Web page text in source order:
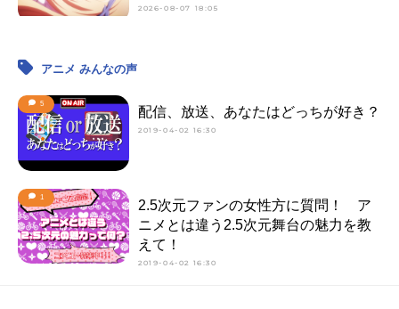
2026-08-07 18:05
アニメ みんなの声
5
配信、放送、あなたはどっちが好き？
2019-04-02 16:30
1
2.5次元ファンの女性方に質問！ ア
ニメとは違う2.5次元舞台の魅力を教
えて！
2019-04-02 16:30